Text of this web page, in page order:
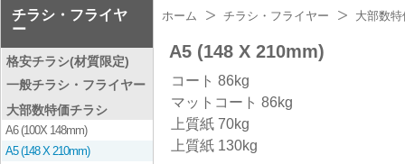
チラシ・フライヤ
ー
格安チラシ(材質限定)
一般チラシ・フライヤー
大部数特価チラシ
A6 (100X 148mm)
A5 (148 X 210mm)
ホーム チラシ・フライヤー 大部数
A5 (148 X 210mm)
コート 86kg
マットコート 86kg
上質紙 70kg
上質紙 130kg